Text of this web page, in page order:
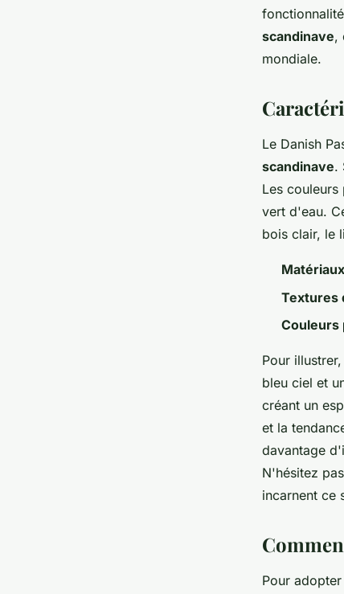
scandinave,
mondiale.
Le Danish
scandinave.
Les
vert d'eau.
bois clair, le
Textures
Couleurs
Pour
bleu ciel et
créant un
et la
davantage
N'hésitez
incarnent ce
Pour